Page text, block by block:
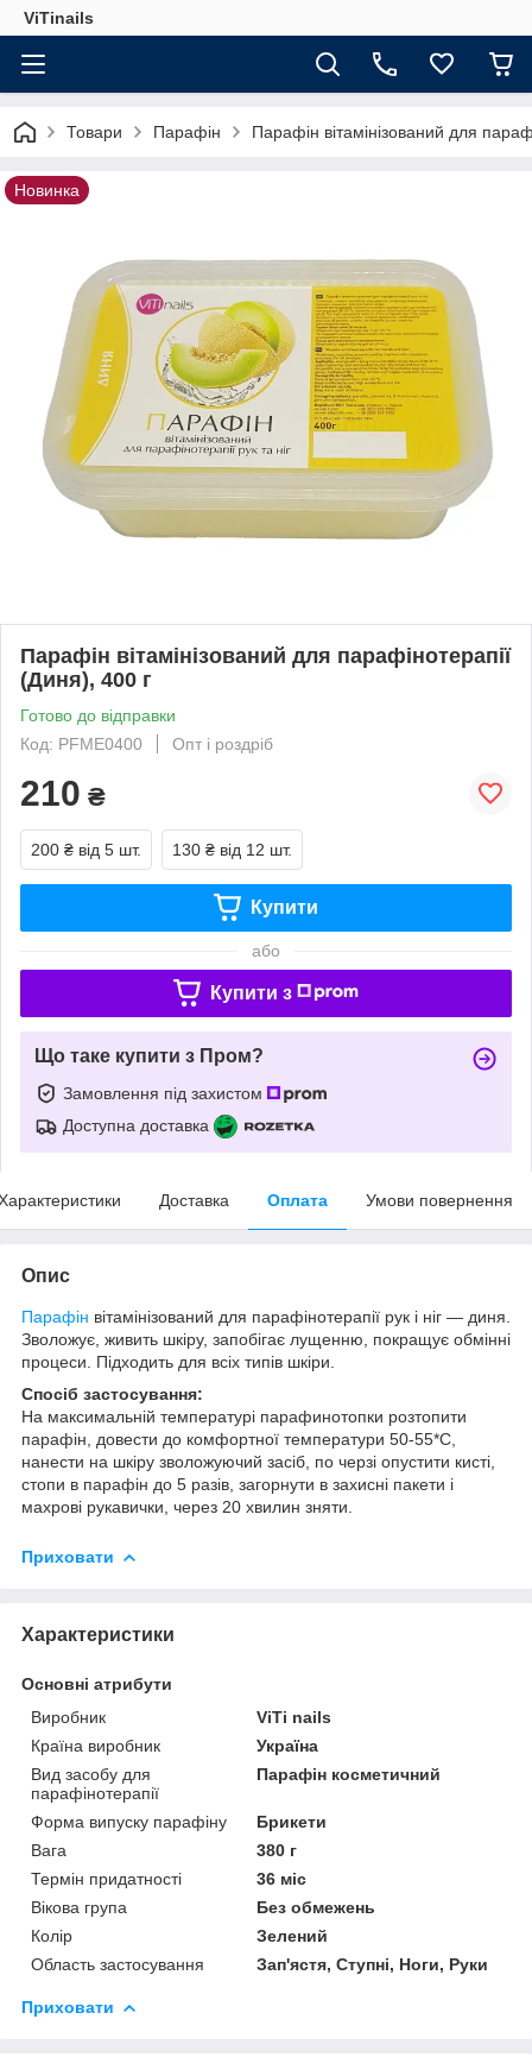
ViTinails
Товари Парафін Парафін вітамінізований для
Новинка
Парафін вітамінізований для парафінотерапії
(Диня), 400 г
Готово до відправки
Код: PFME0400
Опт і роздріб
210 ₴
200 ₴ від 5 шт. 130 ₴ від 12 шт.
Купити
або
Купити з
Що таке купити з Пром?
Замовлення під захистом
Доступна доставка
Доставка Оплата Умови повернення
Опис
Парафін вітамінізований для парафінотерапії рук і ніг ― диня.
Зволожує, живить шкіру, запобігає лущенню, покращує обмінні
процеси. Підходить для всіх типів шкіри.
Спосіб застосування:
На максимальній температурі парафинотопки розтопити
парафін, довести до комфортної температури 50-55*С,
нанести на шкіру зволожуючий засіб, по черзі опустити кисті,
стопи в парафін до 5 разів, загорнути в захисні пакети і
махрові рукавички, через 20 хвилин зняти.
Приховати
Характеристики
Основні атрибути
Виробник
ViTi nails
Країна виробник
Україна
Вид засобу для
парафінотерапії
Парафін косметичний
Форма випуску парафіну
Брикети
Вага
380 г
Термін придатності
36 міс
Вікова група
Без обмежень
Колір
Зелений
Область застосування
Зап'ястя, Ступні, Ноги, Руки
Приховати